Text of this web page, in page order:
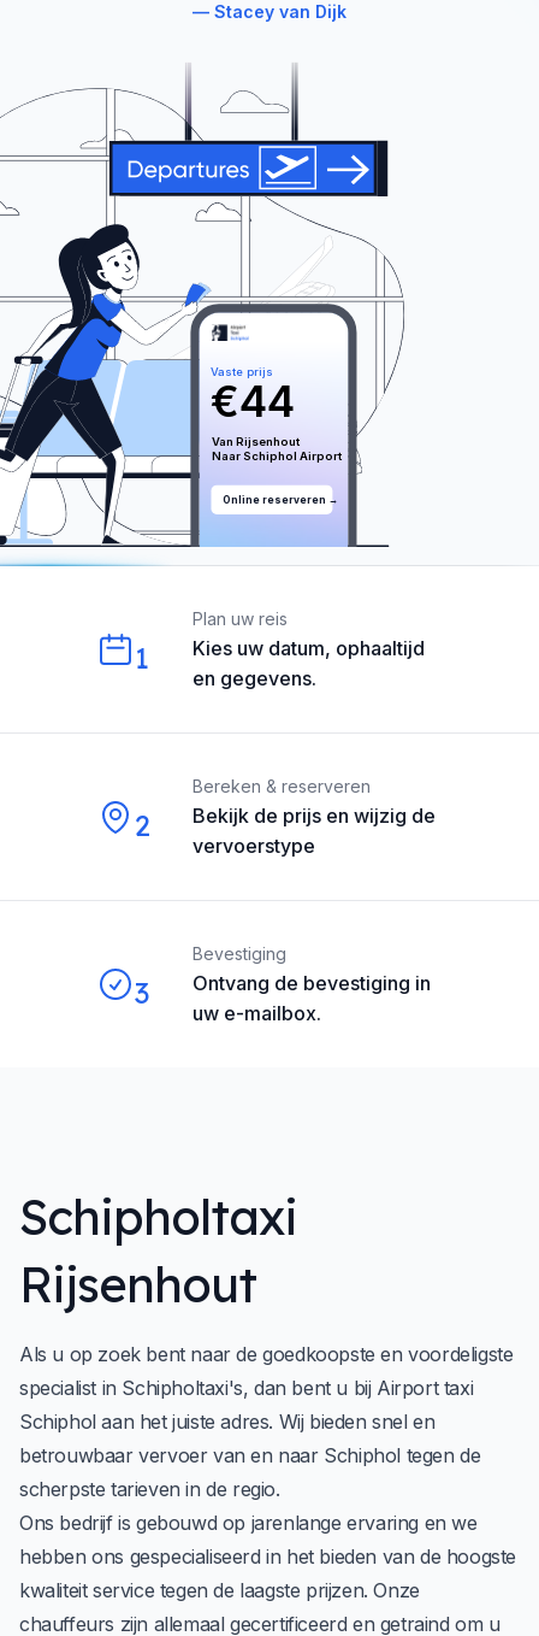
Stacey van Dijk
Online reserveren →
44
€
Vaste prijs
Van Rijsenhout
Naar Schiphol Airport
1
Kies uw datum, ophaaltijd
en gegevens.
Plan uw reis
2
Bekijk de prijs en wijzig de
vervoerstype
Bereken & reserveren
3
Ontvang de bevestiging in
uw e-mailbox.
Bevestiging
Schipholtaxi
Rijsenhout
Als u op zoek bent naar de goedkoopste en voordeligste
specialist in Schipholtaxi's, dan bent u bij Airport taxi
Schipholaan het juiste adres. Wij bieden snel en
betrouwbaar vervoer van en naar Schiphol tegen de
scherpste tarieven in de regio.
Ons bedrijf is gebouwd op jarenlange ervaring en we
hebben ons gespecialiseerd in het bieden van de hoogste
kwaliteit service tegen de laagste prijzen. Onze
chauffeurs zijn allemaal gecertificeerd en getraind om u